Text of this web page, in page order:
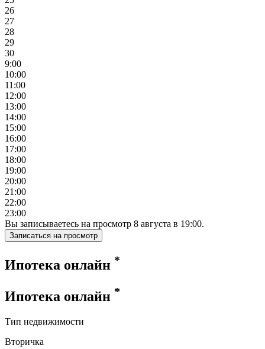
26
27
28
29
30
9:00
10:00
11:00
12:00
13:00
14:00
15:00
16:00
17:00
18:00
19:00
20:00
21:00
22:00
23:00
Вы записываетесь на просмотр 8 августа в 19:00.
Записаться на просмотр
Ипотека онлайн *
Ипотека онлайн *
Тип недвижимости
Вторичка